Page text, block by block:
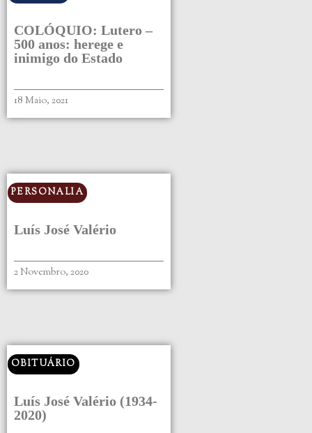
COLÓQUIO: Lutero –
500 anos: herege e
inimigo do Estado
18 Maio, 2021
PERSONALIA
Luís José Valério
2 Novembro, 2020
OBITUÁRIO
Luís José Valério (1934-
2020)